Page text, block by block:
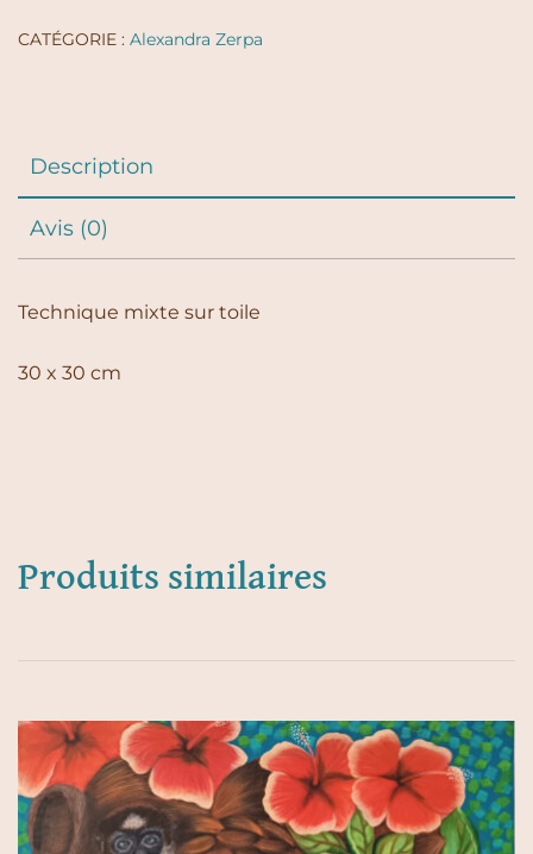
CATÉGORIE : Alexandra Zerpa
Description
Avis (0)
Technique mixte sur toile
30 x 30 cm
Produits similaires